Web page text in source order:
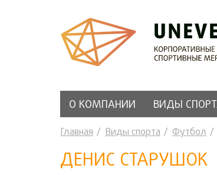
О КОМПАНИИ ВИДЫ
Главная Виды спорта Футбол
ДЕНИС СТАРУШОК